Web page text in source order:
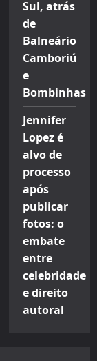
Sul, atrás
de
Balneário
Camboriú
e
Bombinhas
Jennifer
Lopez é
alvo de
processo
após
publicar
fotos: o
embate
entre
celebridade
e direito
autoral